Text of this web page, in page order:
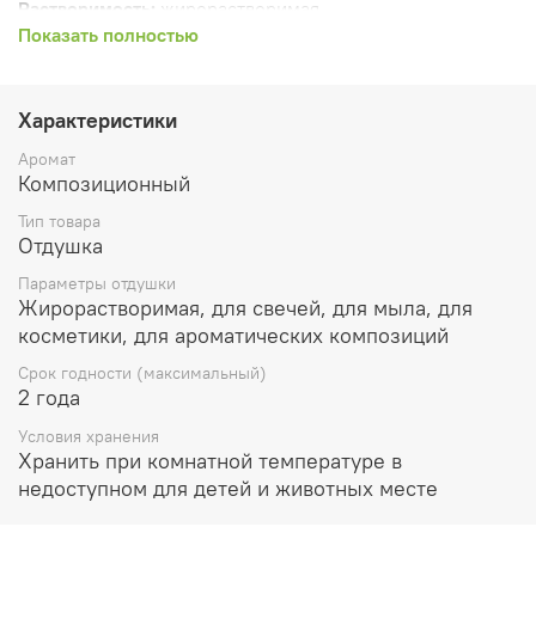
Растворимость: жирорастворимая
Ароматичекие саше и благовония до 50%
Лосьоны и парфюмерия до 5%
Масла для ванны, мыло, гели до 5%
Очищающие продукты до 5%
Подходит для использования в мыле с нуля.
Интенсивность запаха мыла определяется
концентрацией в нем ароматизатора или отдушки.
Показать полностью
Характеристики
Аромат
Композиционный
Тип товара
Отдушка
Параметры отдушки
Жирорастворимая, для свечей, для мыла, для
косметики, для ароматических композиций
Срок годности (максимальный)
2 года
Условия хранения
Хранить при комнатной температуре в
недоступном для детей и животных месте